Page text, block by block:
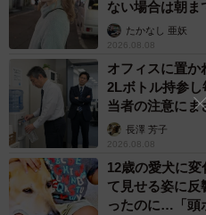
ない場合は朝ま
ストに取材】
たかなし 亜妖
2026.08.08
オフィスに置
2Lボトル持参
当者の注意にま
説】長澤 芳子
2026.08.08
12歳の愛犬に
て見せる姿に
ったのに…「頭